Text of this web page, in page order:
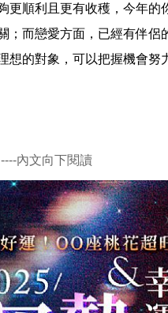
更順利且更有收穫，今年的
；而戀愛方面，已經有伴侶
的對象，可以把握機會努
內文向下閱讀